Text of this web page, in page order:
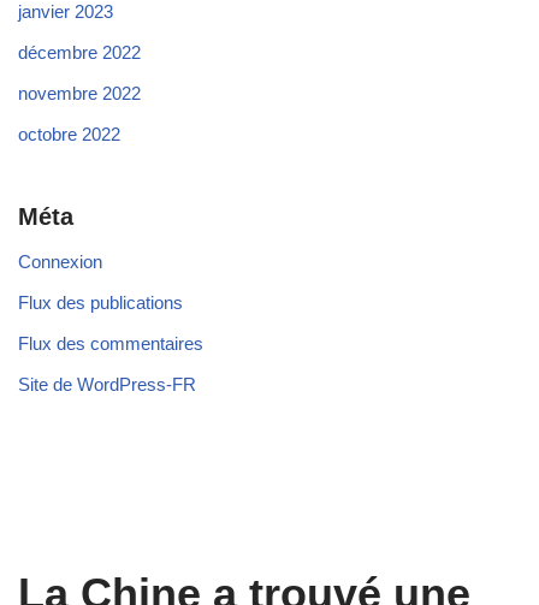
janvier 2023
décembre 2022
novembre 2022
octobre 2022
Méta
Connexion
Flux des publications
Flux des commentaires
Site de WordPress-FR
La Chine a trouvé une